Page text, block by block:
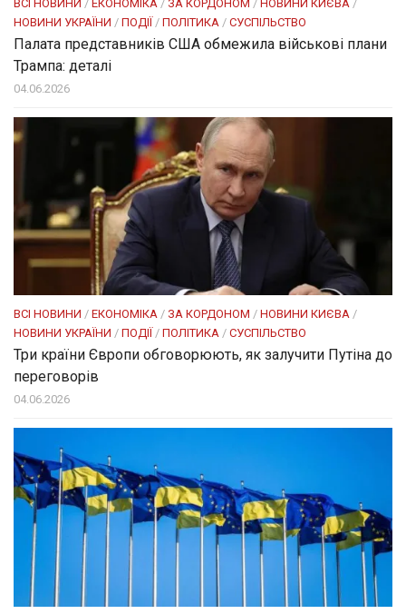
ВСІ НОВИНИ / ЕКОНОМІКА / ЗА КОРДОНОМ / НОВИНИ КИЄВА /
НОВИНИ УКРАЇНИ / ПОДІЇ/ ПОЛІТИКА / СУСПІЛЬСТВО
Палата представників США обмежила військові плани
Трампа: деталі
04.06.2026
ВСІ НОВИНИ / ЕКОНОМІКА / ЗА КОРДОНОМ / НОВИНИ КИЄВА /
НОВИНИ УКРАЇНИ / ПОДІЇ / ПОЛІТИКА / СУСПІЛЬСТВО
Три країни Європи обговорюють, як залучити Путіна до
переговорів
04.06.2026